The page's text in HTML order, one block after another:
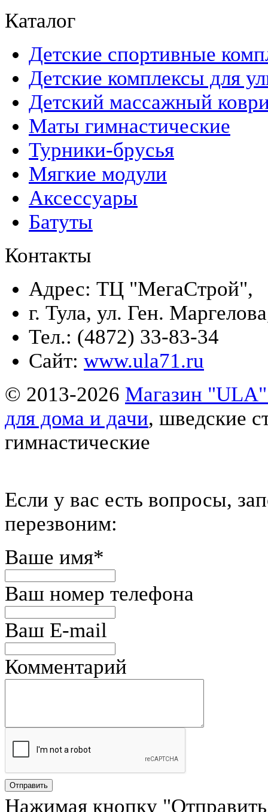
Каталог
Детские спортивные
Детские комплексы для
Детский массажный
Маты гимнастические
Турники-брусья
Мягкие модули
Аксессуары
Батуты
Контакты
Адрес: ТЦ "МегаСтрой",
г. Тула, ул. Ген.
Тел.: (4872) 33-83-34
Сайт: www.ula71.ru
© 2013-2026 Магазин "ULA"
для дома и дачи, шведские
гимнастические
Eсли у вас есть вопросы,
перезвоним:
Ваше имя*
Ваш номер телефона
Ваш E-mail
Комментарий
Нажимая кнопку